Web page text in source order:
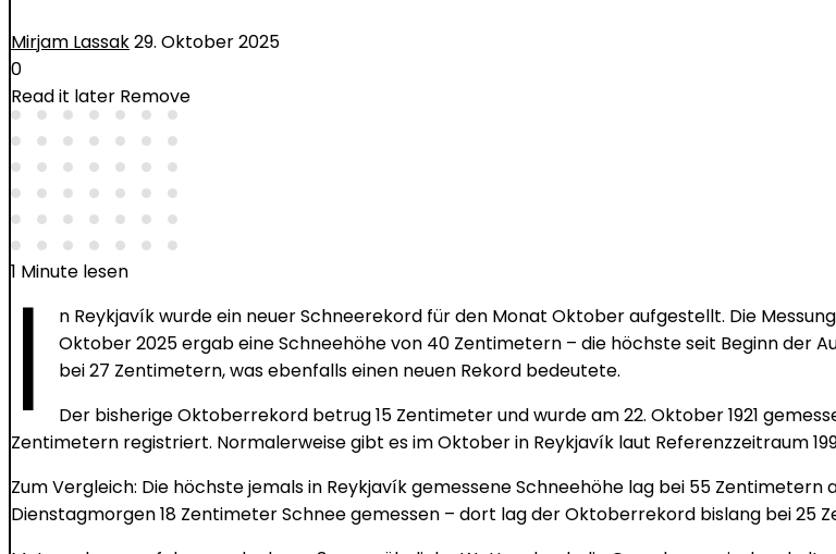
Mirjam Lassak29. Oktober 2025
0
Read it later Remove
1 Minute lesen
I
n Reykjavík wurde ein neuer Schneerekord für den Monat Oktober aufgestellt. Die
Oktober 2025 ergab eine Schneehöhe von 40 Zentimetern – die höchste seit Beginn der
bei 27 Zentimetern, was ebenfalls einen neuen Rekord bedeutete.
Der bisherige Oktoberrekord betrug 15 Zentimeter und wurde am 22. Oktober 1921
Zentimetern registriert. Normalerweise gibt es im Oktober in Reykjavík laut Referenzzeitraum
Zum Vergleich: Die höchste jemals in Reykjavík gemessene Schneehöhe lag bei 55 Zentimetern
Dienstagmorgen 18 Zentimeter Schnee gemessen – dort lag der Oktoberrekord bislang bei 25